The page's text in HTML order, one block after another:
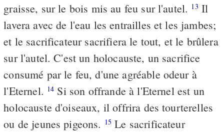
graisse, sur le bois mis au feu sur l'autel. 13 Il
lavera avec de l'eau les entrailles et les jambes;
et le sacrificateur sacrifiera le tout, et le brûlera
sur l'autel. C'est un holocauste, un sacrifice
consumé par le feu, d'une agréable odeur à
l'Eternel. 14 Si son offrande à l'Eternel est un
holocauste d'oiseaux, il offrira des tourterelles
ou de jeunes pigeons. 15 Le sacrificateur